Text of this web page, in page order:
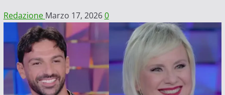
Redazione Marzo 17, 20260